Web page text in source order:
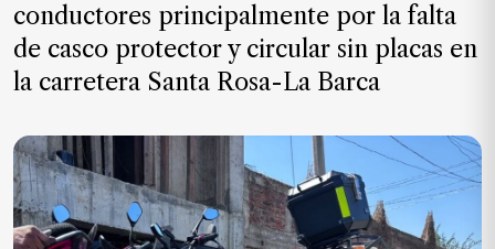
NOTICIAS
Nacional
Internacional
Opinión
conductores principalmente por la falta
de casco protector y circular sin placas en
la carretera Santa Rosa-La Barca